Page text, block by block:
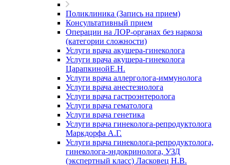
Поликлиника (Запись на прием)
Консультативный прием
Операции на ЛОР-органах без наркоза
(категории сложности)
Услуги врача акушера-гинеколога
Услуги врача акушера-гинеколога
ЦарапкинойЕ.Н.
Услуги врача аллерголога-иммунолога
Услуги врача анестезиолога
Услуги врача гастроэнтеролога
Услуги врача гематолога
Услуги врача генетика
Услуги врача гинеколога-репродуктолога
Маркдорфа А.Г.
Услуги врача гинеколога-репродуктолога,
гинеколога-эндокринолога, УЗД
(экспертный класс) Ласковец Н.В.